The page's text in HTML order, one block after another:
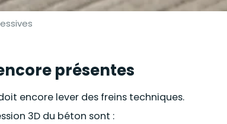
présentes
encore lever des freins techniques.
3D du béton sont :